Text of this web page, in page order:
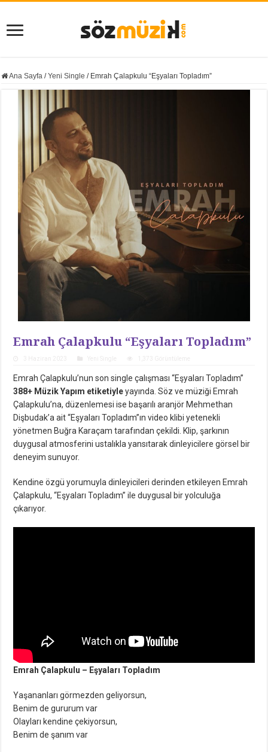
Ana Sayfa / Yeni Single / Emrah Çalapkulu “Eşyaları Topladım”
Emrah Çalapkulu “Eşyaları Topladım”
Emrah Çalapkulu’nun son single çalışması “Eşyaları Topladım”
388+ Müzik Yapım etiketiyleyayında. Söz ve müziği Emrah
Çalapkulu’na, düzenlemesi ise başarılı aranjör Mehmethan
Dişbudak’a ait “Eşyaları Topladım”ın video klibi yetenekli
yönetmen Buğra Karaçam tarafından çekildi. Klip, şarkının
duygusal atmosferini ustalıkla yansıtarak dinleyicilere görsel bir
deneyim sunuyor.
Kendine özgü yorumuyla dinleyicileri derinden etkileyen Emrah
Çalapkulu, “Eşyaları Topladım” ile duygusal bir yolculuğa
çıkarıyor.
Emrah Çalapkulu – Eşyaları Topladım
Yaşananları görmezden geliyorsun,
Benim de gururum var
Olayları kendine çekiyorsun,
Benim de şanım var